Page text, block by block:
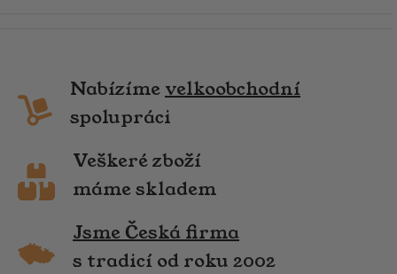
Nabízíme velkoobchodní
spolupráci
Veškeré zboží
máme skladem
Jsme Česká firma
s tradicí od roku 2002